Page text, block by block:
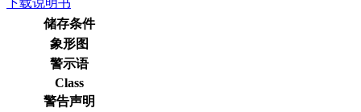
储存条件
象形图
警示语
Class
警告声明